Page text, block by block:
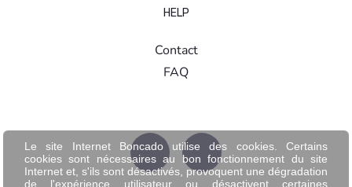
HELP
Contact
FAQ
Le site Internet Boncado utilise des cookies. Certains
cookies sont nécessaires au bon fonctionnement du site
Internet et, s'ils sont désactivés, provoquent une dégradation
de l'expérience utilisateur ou désactivent certaines